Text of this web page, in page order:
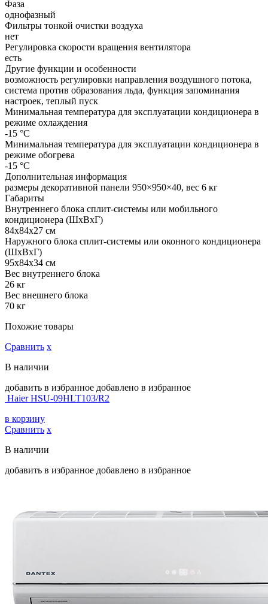
Фаза
однофазный
Фильтры тонкой очистки воздуха
нет
Регулировка скорости вращения вентилятора
есть
Другие функции и особенности
возможность регулировки направления воздушного потока,
система против образования льда, функция запоминания
настроек, теплый пуск
Минимальная температура для эксплуатации кондиционера в
режиме охлаждения
-15 °С
Минимальная температура для эксплуатации кондиционера в
режиме обогрева
-15 °С
Дополнительная информация
размеры декоративной панели 950×950×40, вес 6 кг
Габариты
Внутреннего блока сплит-системы или мобильного
кондиционера (ШxВxГ)
84x84x27 см
Наружного блока сплит-системы или оконного кондиционера
(ШxВxГ)
95x84x34 см
Вес внутреннего блока
26 кг
Вес внешнего блока
70 кг
Похожие товары
Сравнить х
В наличии
добавить в избранное добавлено в избранное
Haier HSU-09HLT103/R2
в корзину
Сравнить х
В наличии
добавить в избранное добавлено в избранное